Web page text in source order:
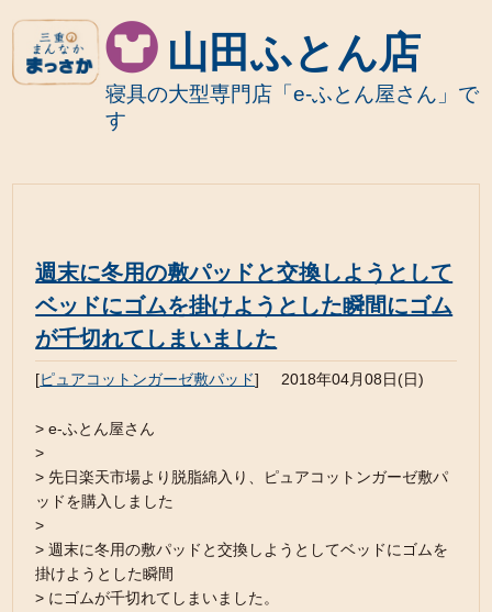
山田ふとん店
寝具の大型専門店「e-ふとん屋さん」で
す
週末に冬用の敷パッドと交換しようとして
ベッドにゴムを掛けようとした瞬間にゴム
が千切れてしまいました
[ピュアコットンガーゼ敷パッド] 2018年04月08日(日)
> e-ふとん屋さん
>
> 先日楽天市場より脱脂綿入り、ピュアコットンガーゼ敷パ
ッドを購入しました
>
> 週末に冬用の敷パッドと交換しようとしてベッドにゴムを
掛けようとした瞬間
> にゴムが千切れてしまいました。